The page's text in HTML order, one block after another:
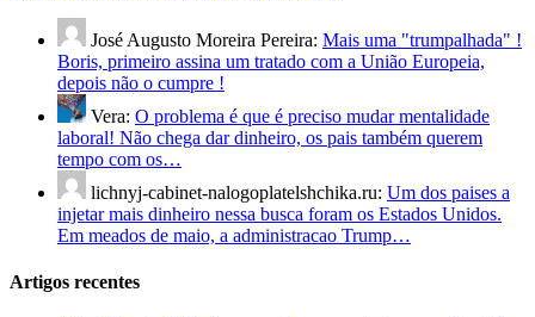
José Augusto Moreira Pereira: Mais uma "trumpalhada" !
Boris, primeiro assina um tratado com a União Europeia,
depois não o cumpre !
Vera: O problema é que é preciso mudar mentalidade
laboral! Não chega dar dinheiro, os pais também querem
tempo com os…
lichnyj-cabinet-nalogoplatelshchika.ru: Um dos paises a
injetar mais dinheiro nessa busca foram os Estados Unidos.
Em meados de maio, a administracao Trump…
Artigos recentes